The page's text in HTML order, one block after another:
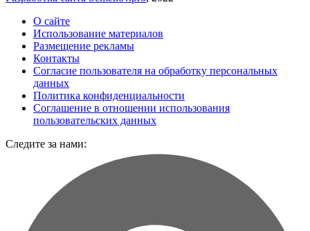
О сайте
Использование материалов
Размещение рекламы
Контакты
Согласие пользователя на обработку персональных
данных
Политика конфиденциальности
Соглашение в отношении использования
пользовательских данных
Следите за нами: